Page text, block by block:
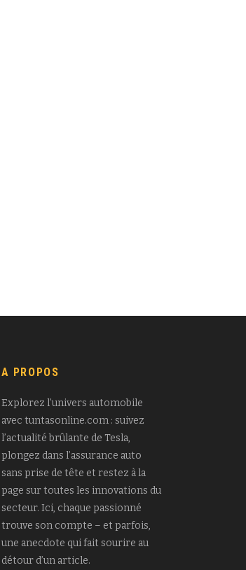
A PROPOS
Explorez l’univers automobile
avec tuntasonline.com : suivez
l’actualité brûlante de Tesla,
plongez dans l’assurance auto
sans prise de tête et restez à la
page sur toutes les innovations du
secteur. Ici, chaque passionné
trouve son compte – et parfois,
une anecdote qui fait sourire au
détour d’un article.